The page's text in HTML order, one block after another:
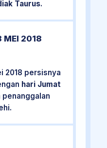
Taurus.
MEI 2018
2018 persisnya
hari Jumat
penanggalan